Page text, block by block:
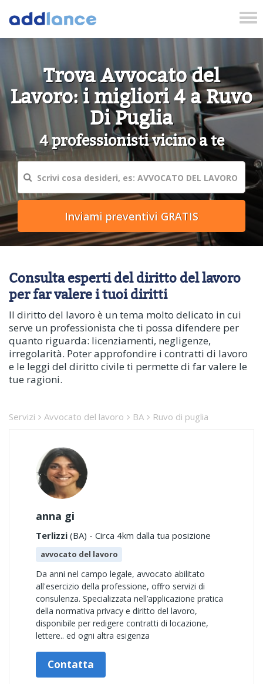
Trova Avvocato del
Lavoro: i migliori 4 a Ruvo
Di Puglia
4 professionisti vicino a te
Consulta esperti del diritto del lavoro
per far valere i tuoi diritti
Il diritto del lavoro è un tema molto delicato in cui
serve un professionista che ti possa difendere per
quanto riguarda: licenziamenti, negligenze,
irregolarità. Poter approfondire i contratti di lavoro
e le leggi del diritto civile ti permette di far valere le
tue ragioni.
Servizi Avvocato del lavoro BA Ruvo di puglia
anna gi
Terlizzi (BA) - Circa 4km dalla tua posizione
avvocato del lavoro
Da anni nel campo legale, avvocato abilitato
all'esercizio della professione, offro servizi di
consulenza. Specializzata nell’applicazione pratica
della normativa privacy e diritto del lavoro,
disponibile per redigere contratti di locazione,
lettere.. ed ogni altra esigenza
Contatta